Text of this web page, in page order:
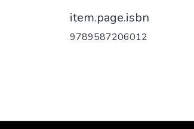
item.page.isbn
9789587206012